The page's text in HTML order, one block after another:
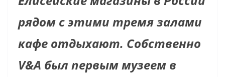
рядом с этими тремя залами
кафе отдыхают. Собственно
V&A был первым музеем в